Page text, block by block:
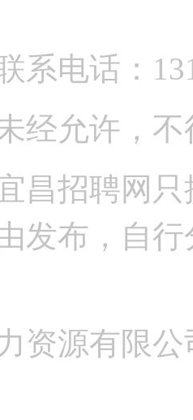
系电话：
经允许，
昌招聘网
发布，自
资源有限